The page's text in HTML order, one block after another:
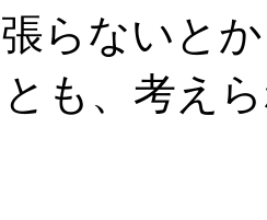
らないと
も、考え